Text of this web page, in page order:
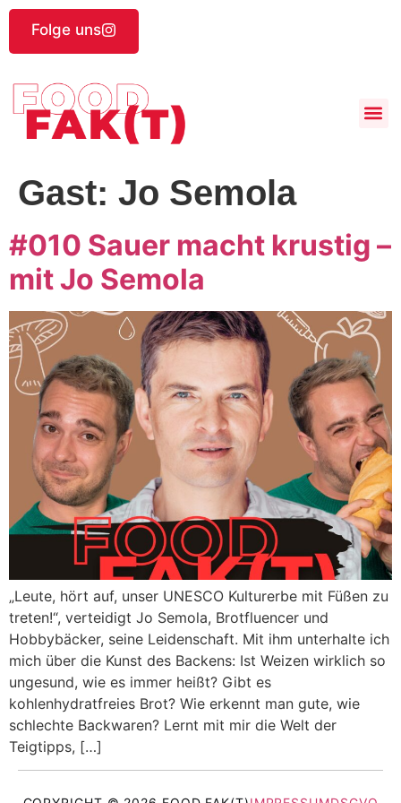
Folge uns
Gast: Jo Semola
#010 Sauer macht krustig –
mit Jo Semola
„Leute, hört auf, unser UNESCO Kulturerbe mit Füßen zu
treten!“, verteidigt Jo Semola, Brotfluencer und
Hobbybäcker, seine Leidenschaft. Mit ihm unterhalte ich
mich über die Kunst des Backens: Ist Weizen wirklich so
ungesund, wie es immer heißt? Gibt es
kohlenhydratfreies Brot? Wie erkennt man gute, wie
schlechte Backwaren? Lernt mit mir die Welt der
Teigtipps, […]